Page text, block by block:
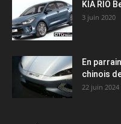
KIA RIO
3 juin 2020
En
chinois
22 juin 2024